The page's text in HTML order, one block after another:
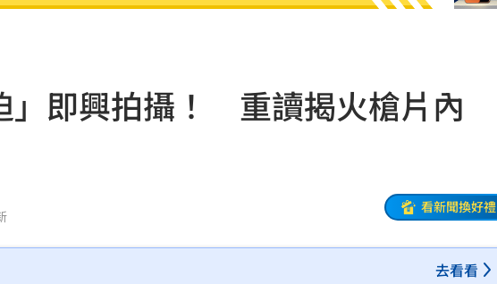
苗網朝聖
2.58元
才回穩 01:26
2027年
小12歲
局曝光
」即興拍攝！ 重讀揭火槍片內
看新聞換好禮
去看看